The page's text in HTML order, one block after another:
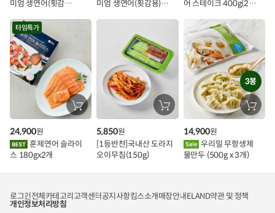
트
미엄 생연어(횟감
기
미엄 생연어(횟감용)
기
어 스테이크 400g(2조
타임특가
장
바
에
담
훈제연어 슬라이
스 180gx2개
24,900원
장
바
에
담
[1등반찬]국내산 도라지
오이무침(150g)
5,850원
3봉
장
바
에
담
우리밀 무항생제
물만두 (500g x 3개)
14,900원
로그인전체카테고리고객센터공지사항킴스소개매장안내ELAND약관 및 정책
개인정보처리방침